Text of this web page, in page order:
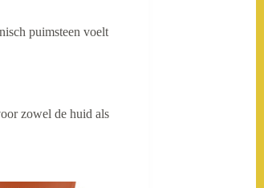
puimsteen voelt
zowel de huid als